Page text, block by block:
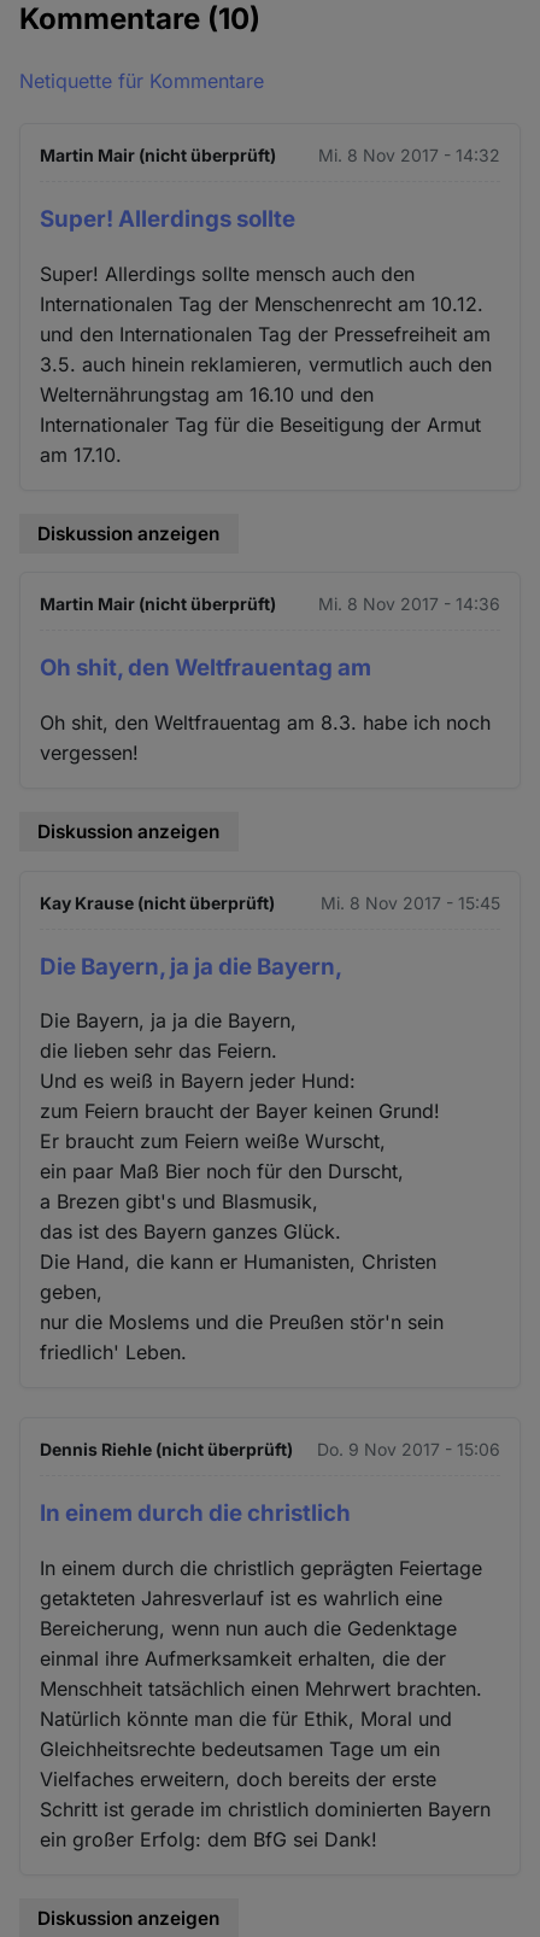
Kommentare (10)
Netiquette für Kommentare
Martin Mair (nicht überprüft) Mi. 8 Nov 2017 - 14:32
Super! Allerdings sollte
Super! Allerdings sollte mensch auch den
Internationalen Tag der Menschenrecht am 10.12.
und den Internationalen Tag der Pressefreiheit am
3.5. auch hinein reklamieren, vermutlich auch den
Welternährungstag am 16.10 und den
Internationaler Tag für die Beseitigung der Armut
am 17.10.
Diskussion anzeigen
Martin Mair (nicht überprüft) Mi. 8 Nov 2017 - 14:36
Oh shit, den Weltfrauentag am
Oh shit, den Weltfrauentag am 8.3. habe ich noch
vergessen!
Diskussion anzeigen
Kay Krause (nicht überprüft) Mi. 8 Nov 2017 - 15:45
Die Bayern, ja ja die Bayern,
Die Bayern, ja ja die Bayern,
die lieben sehr das Feiern.
Und es weiß in Bayern jeder Hund:
zum Feiern braucht der Bayer keinen Grund!
Er braucht zum Feiern weiße Wurscht,
ein paar Maß Bier noch für den Durscht,
a Brezen gibt's und Blasmusik,
das ist des Bayern ganzes Glück.
Die Hand, die kann er Humanisten, Christen
geben,
nur die Moslems und die Preußen stör'n sein
friedlich' Leben.
Dennis Riehle (nicht überprüft) Do. 9 Nov 2017 - 15:06
In einem durch die christlich
In einem durch die christlich geprägten Feiertage
getakteten Jahresverlauf ist es wahrlich eine
Bereicherung, wenn nun auch die Gedenktage
einmal ihre Aufmerksamkeit erhalten, die der
Menschheit tatsächlich einen Mehrwert brachten.
Natürlich könnte man die für Ethik, Moral und
Gleichheitsrechte bedeutsamen Tage um ein
Vielfaches erweitern, doch bereits der erste
Schritt ist gerade im christlich dominierten Bayern
ein großer Erfolg: dem BfG sei Dank!
Diskussion anzeigen